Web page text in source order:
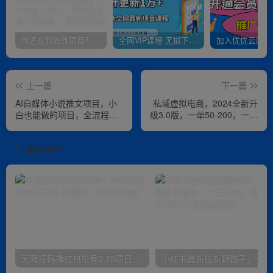
你还在到处找项目？还在当韭菜？我靠卖项目一个月收入5万+，曾经我也是个失败者。 全网VIP课程 无损下载~
上一篇
AI自媒体小说推文项目，小
白也能做的项目，全流程手
下一篇
私域虚拟电商，2024全新升
级3.0版，一单50-200，一个
相关推荐
无限接码撸红包单号0.75项目无偿分享给你【揭秘】